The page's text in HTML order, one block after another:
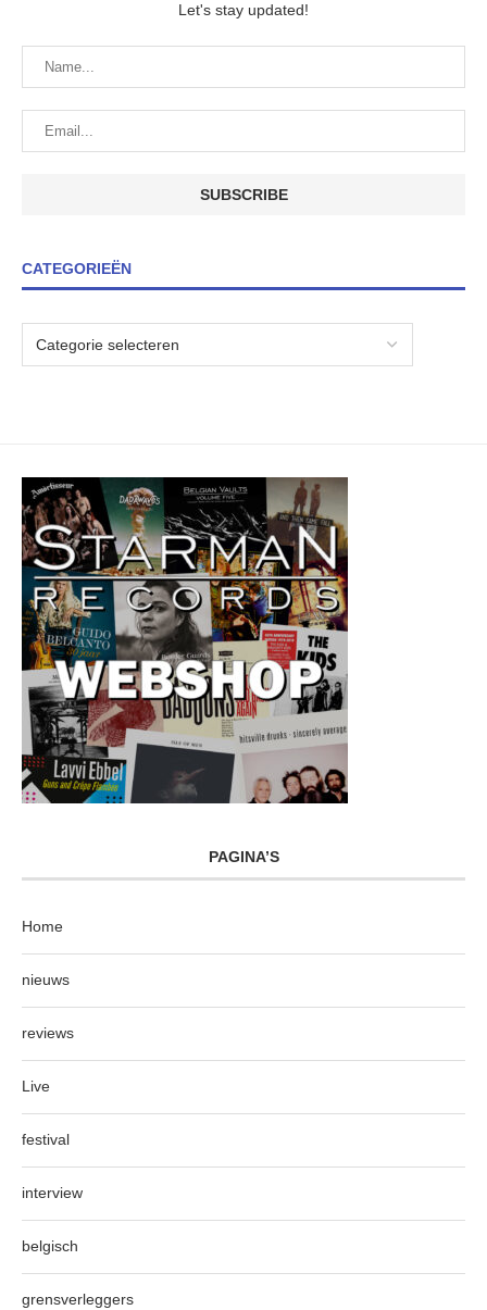
Let's stay updated!
CATEGORIEËN
PAGINA’S
Home
nieuws
reviews
Live
festival
interview
belgisch
grensverleggers